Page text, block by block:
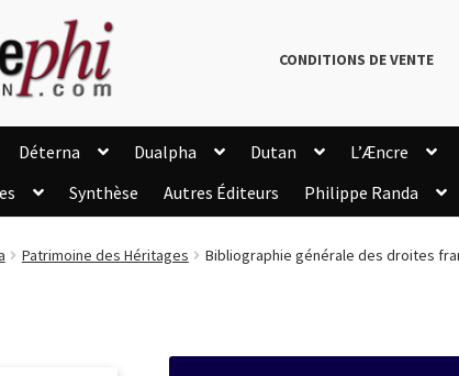
CONDITIONS DE VENTE
Déterna Dualpha Dutan L’Æncre
Synthèse Autres Éditeurs Philippe Randa
Suivi de la Commande
Patrimoine des Héritages Bibliographie générale des droites